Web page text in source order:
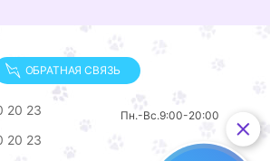
ОБРАТНАЯ СВЯЗЬ
20 23
20 23
Пн.-Вс.9:00-20:00